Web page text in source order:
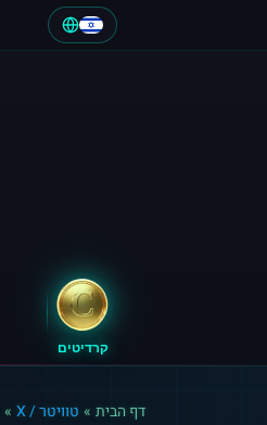
קרדיטים
דף הבית » טוויטר / X »